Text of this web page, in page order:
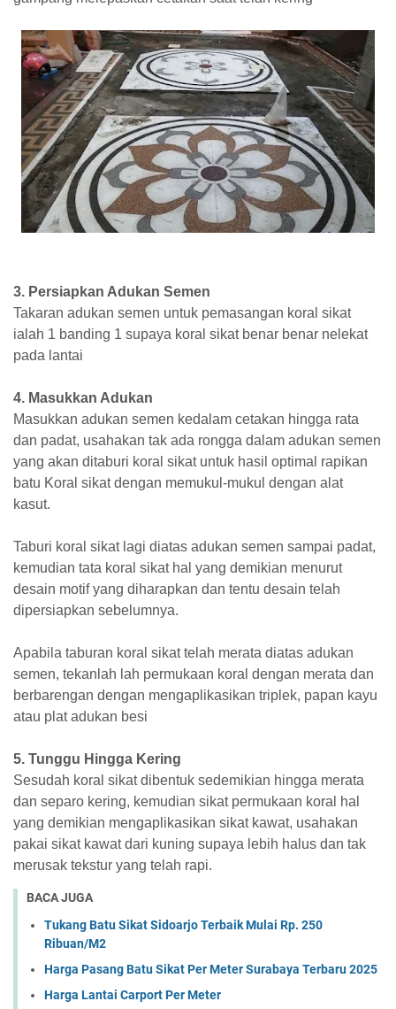
3. Persiapkan Adukan Semen
Takaran adukan semen untuk pemasangan koral sikat
ialah 1 banding 1 supaya koral sikat benar benar nelekat
pada lantai
4. Masukkan Adukan
Masukkan adukan semen kedalam cetakan hingga rata
dan padat, usahakan tak ada rongga dalam adukan semen
yang akan ditaburi koral sikat untuk hasil optimal rapikan
batu Koral sikat dengan memukul-mukul dengan alat
kasut.
Taburi koral sikat lagi diatas adukan semen sampai padat,
kemudian tata koral sikat hal yang demikian menurut
desain motif yang diharapkan dan tentu desain telah
dipersiapkan sebelumnya.
Apabila taburan koral sikat telah merata diatas adukan
semen, tekanlah lah permukaan koral dengan merata dan
berbarengan dengan mengaplikasikan triplek, papan kayu
atau plat adukan besi
5. Tunggu Hingga Kering
Sesudah koral sikat dibentuk sedemikian hingga merata
dan separo kering, kemudian sikat permukaan koral hal
yang demikian mengaplikasikan sikat kawat, usahakan
pakai sikat kawat dari kuning supaya lebih halus dan tak
merusak tekstur yang telah rapi.
BACA JUGA
Tukang Batu Sikat Sidoarjo Terbaik Mulai Rp. 250
Ribuan/M2
Harga Pasang Batu Sikat Per Meter Surabaya Terbaru 2025
Harga Lantai Carport Per Meter